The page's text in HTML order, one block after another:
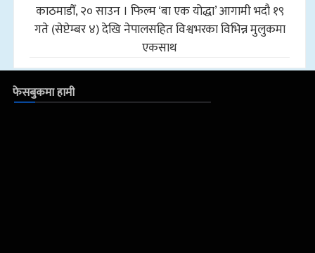
काठमाडौँ, २० साउन । फिल्म ‘बा एक योद्धा’ आगामी भदौ १९
गते (सेप्टेम्बर ४) देखि नेपालसहित विश्वभरका विभिन्न मुलुकमा
एकसाथ
फेसबुकमा हामी